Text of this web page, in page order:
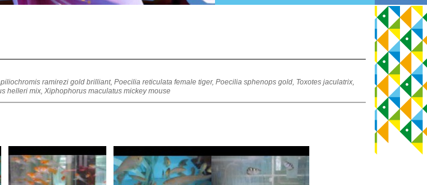
ramirezi gold brilliant, Poecilia reticulata female tiger, Poecilia sphenops gold, Toxotes jaculatrix,
helleri mix, Xiphophorus maculatus mickey mouse